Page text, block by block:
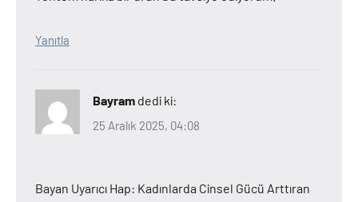
Yanıtla
Bayram dedi ki:
25 Aralık 2025, 04:08
Bayan Uyarıcı Hap: Kadınlarda Cinsel Gücü Arttıran